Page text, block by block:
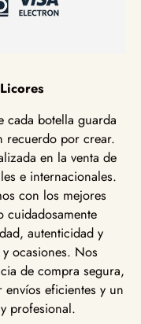
cada botella guarda
recuerdo por crear.
en la venta de
e internacionales.
con los mejores
cuidadosamente
autenticidad y
ocasiones. Nos
de compra segura,
eficientes y un
profesional.